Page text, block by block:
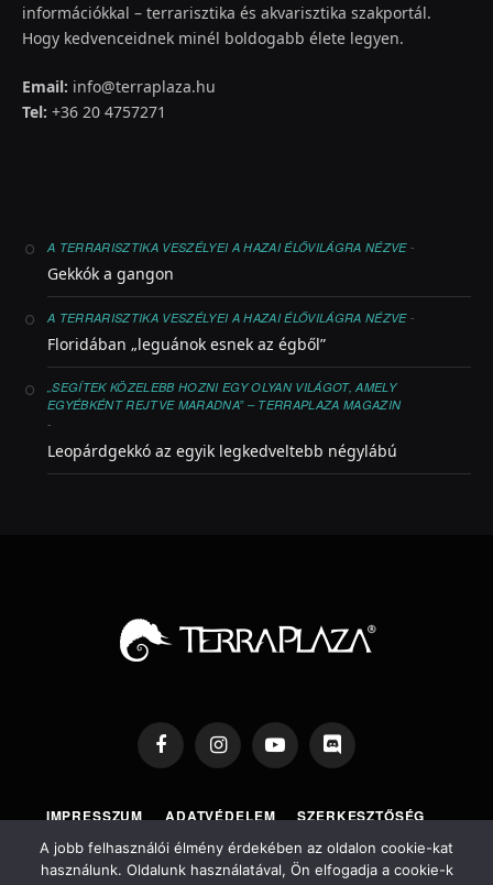
információkkal – terrarisztika és akvarisztika szakportál.
Hogy kedvenceidnek minél boldogabb élete legyen.
Email: info@terraplaza.hu
Tel: +36 20 4757271
A TERRARISZTIKA VESZÉLYEI A HAZAI ÉLŐVILÁGRA NÉZVE-
Gekkók a gangon
A TERRARISZTIKA VESZÉLYEI A HAZAI ÉLŐVILÁGRA NÉZVE-
Floridában „leguánok esnek az égből”
„SEGÍTEK KÖZELEBB HOZNI EGY OLYAN VILÁGOT, AMELY
EGYÉBKÉNT REJTVE MARADNA” – TERRAPLAZA MAGAZIN
-
Leopárdgekkó az egyik legkedveltebb négylábú
FacebookInstagramYouTubeDiscord
IMPRESSZUM ADATVÉDELEM
SZERKESZTŐSÉG
TERRAPLAZA SHOP
TERRAPLAZA EXPO
A jobb felhasználói élmény érdekében az oldalon cookie-kat
használunk. Oldalunk használatával, Ön elfogadja a cookie-k